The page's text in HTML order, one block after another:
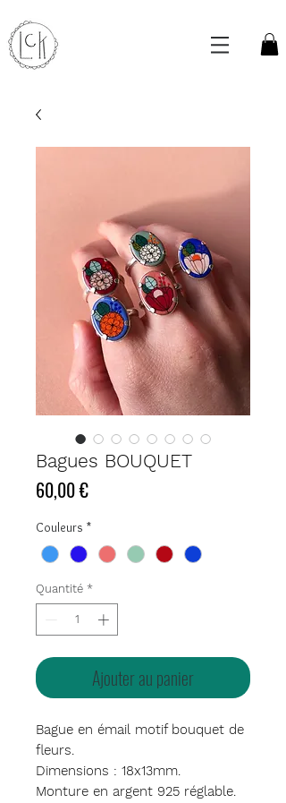
Bagues BOUQUET
60,00 €Prix
Couleurs *
Quantité *
Ajouter au panier
Bague en émail motif bouquet de
fleurs.
Dimensions : 18x13mm.
Monture en argent 925 réglable.